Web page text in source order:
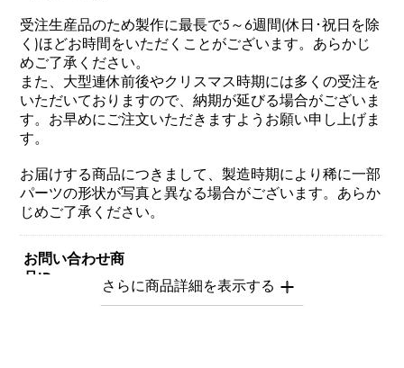
受注生産品のため製作に最長で5～6週間(休日･祝日を除
く)ほどお時間をいただくことがございます。あらかじ
めご了承ください。
また、大型連休前後やクリスマス時期には多くの受注を
いただいておりますので、納期が延びる場合がございま
す。お早めにご注文いただきますようお願い申し上げま
す。
お届けする商品につきまして、製造時期により稀に一部
パーツの形状が写真と異なる場合がございます。あらか
じめご了承ください。
お問い合わせ商
品ID
Y.NOMBRE.1.9.5.S